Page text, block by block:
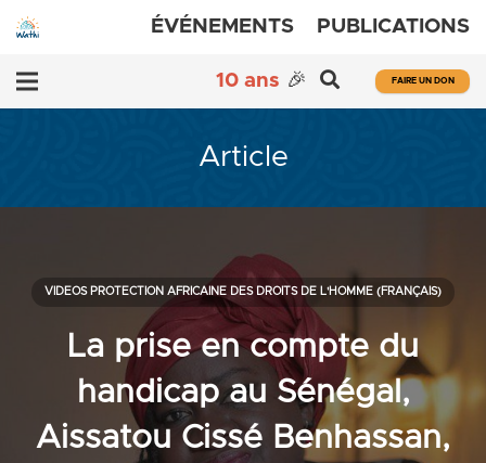
ÉVÉNEMENTS PUBLICATIONS
10 ans 🎉 FAIRE UN DON
Article
La prise en compte du
handicap au Sénégal,
Aissatou Cissé Benhassan,
VIDEOS PROTECTION AFRICAINE DES DROITS DE L'HOMME (FRANÇAIS)